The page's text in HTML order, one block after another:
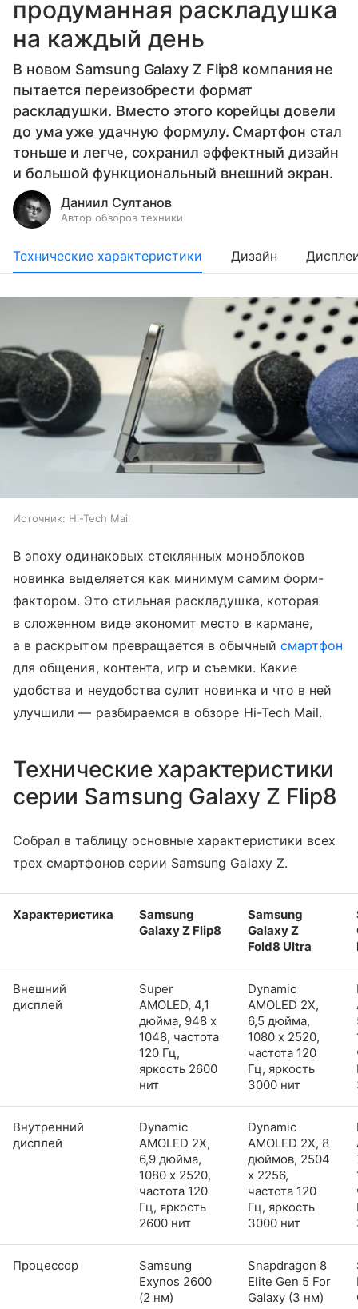
продуманная раскладушка
на каждый день
В новом Samsung Galaxy Z Flip8 компания не
пытается переизобрести формат
раскладушки. Вместо этого корейцы довели
до ума уже удачную формулу. Смартфон стал
тоньше и легче, сохранил эффектный дизайн
и большой функциональный внешний экран.
Даниил Султанов
Автор обзоров техники
Технические характеристики Дизайн
Источник: Hi-Tech Mail
В эпоху одинаковых стеклянных моноблоков
новинка выделяется как минимум самим форм-
фактором. Это стильная раскладушка, которая
в сложенном виде экономит место в кармане,
а в раскрытом превращается в обычный смартфон
для общения, контента, игр и съемки. Какие
удобства и неудобства сулит новинка и что в ней
улучшили — разбираемся в обзоре Hi-Tech Mail.
Технические характеристики
серии Samsung Galaxy Z Flip8
Собрал в таблицу основные характеристики всех
трех смартфонов серии Samsung Galaxy Z.
Характеристика
Samsung
Galaxy Z Flip8
Samsung
Galaxy Z
Fold8 Ultra
Внешний
дисплей
Super
AMOLED, 4,1
дюйма, 948 x
1048, частота
120 Гц,
яркость 2600
нит
Dynamic
AMOLED 2X,
6,5 дюйма,
1080 x 2520,
частота 120
Гц, яркость
3000 нит
Внутренний
дисплей
Dynamic
AMOLED 2X,
6,9 дюйма,
1080 x 2520,
частота 120
Гц, яркость
2600 нит
Dynamic
AMOLED 2X, 8
дюймов, 2504
x 2256,
частота 120
Гц, яркость
3000 нит
Процессор
Samsung
Exynos 2600
(2 нм)
Snapdragon 8
Elite Gen 5 For
Galaxy (3 нм)